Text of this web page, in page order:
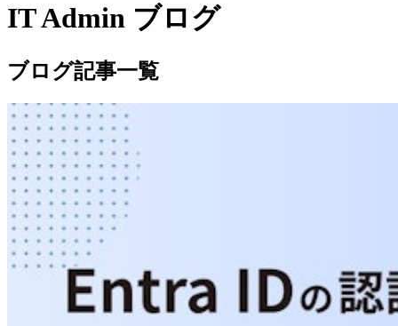
IT Admin ブログ
ブログ記事一覧